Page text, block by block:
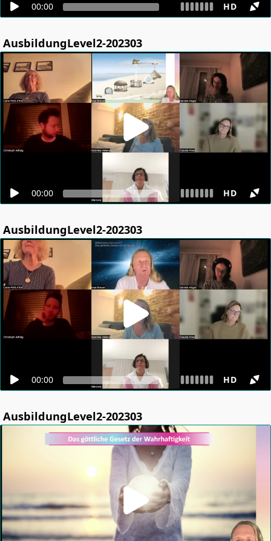
00:00 HD
AusbildungLevel2-202303
00:00 HD
AusbildungLevel2-202303
00:00 HD
AusbildungLevel2-202303